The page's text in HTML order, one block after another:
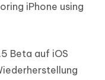
iPhone using
Beta auf iOS